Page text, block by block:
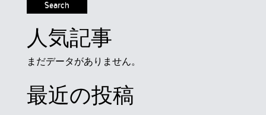
人気記事
まだデータがありません。
最近の投稿